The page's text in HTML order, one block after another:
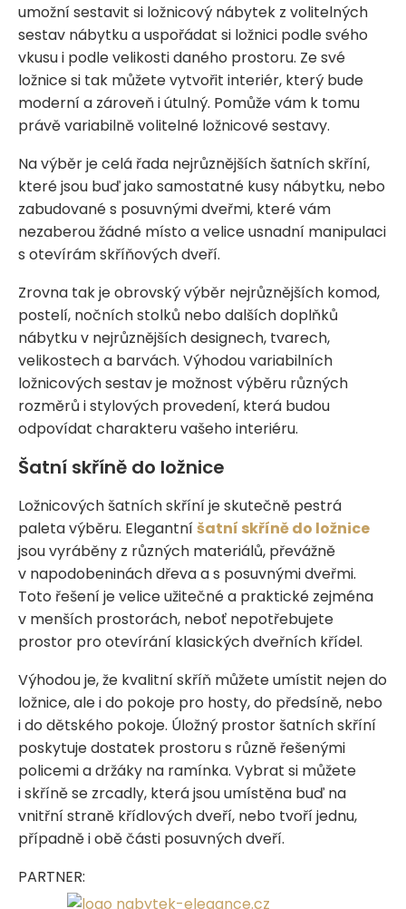
umožní sestavit si ložnicový nábytek z volitelných
sestav nábytku a uspořádat si ložnici podle svého
vkusu i podle velikosti daného prostoru. Ze své
ložnice si tak můžete vytvořit interiér, který bude
moderní a zároveň i útulný. Pomůže vám k tomu
právě variabilně volitelné ložnicové sestavy.
Na výběr je celá řada nejrůznějších šatních skříní,
které jsou buď jako samostatné kusy nábytku, nebo
zabudované s posuvnými dveřmi, které vám
nezaberou žádné místo a velice usnadní manipulaci
s otevírám skříňových dveří.
Zrovna tak je obrovský výběr nejrůznějších komod,
postelí, nočních stolků nebo dalších doplňků
nábytku v nejrůznějších designech, tvarech,
velikostech a barvách. Výhodou variabilních
ložnicových sestav je možnost výběru různých
rozměrů i stylových provedení, která budou
odpovídat charakteru vašeho interiéru.
Šatní skříně do ložnice
Ložnicových šatních skříní je skutečně pestrá
paleta výběru. Elegantníšatní skříně do ložnice
jsou vyráběny z různých materiálů, převážně
v napodobeninách dřeva a s posuvnými dveřmi.
Toto řešení je velice užitečné a praktické zejména
v menších prostorách, neboť nepotřebujete
prostor pro otevírání klasických dveřních křídel.
Výhodou je, že kvalitní skříň můžete umístit nejen do
ložnice, ale i do pokoje pro hosty, do předsíně, nebo
i do dětského pokoje. Úložný prostor šatních skříní
poskytuje dostatek prostoru s různě řešenými
policemi a držáky na ramínka. Vybrat si můžete
i skříně se zrcadly, která jsou umístěna buď na
vnitřní straně křídlových dveří, nebo tvoří jednu,
případně i obě části posuvných dveří.
PARTNER: